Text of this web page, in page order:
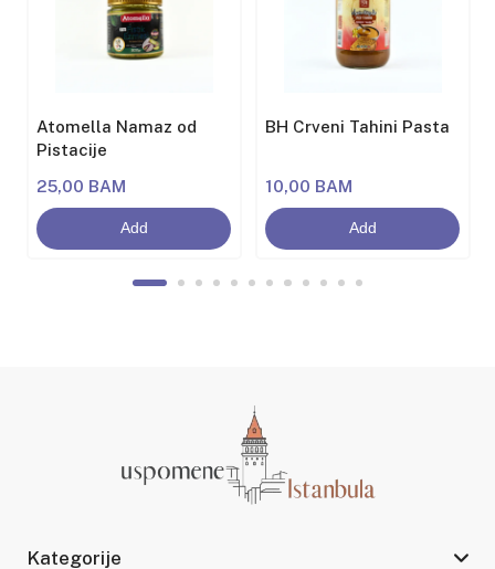
Atomella Namaz od
Pistacije
25,00 BAM
Add
BH Crveni Tahini Pasta
10,00 BAM
Add
Kategorije